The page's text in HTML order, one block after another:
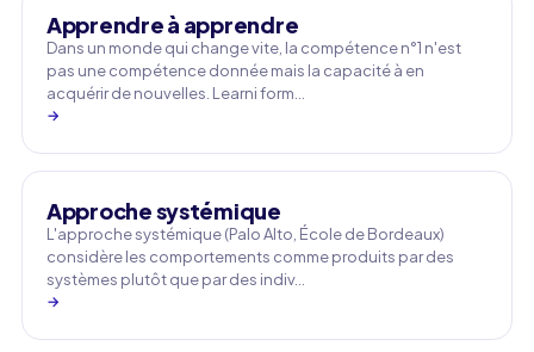
Apprendre à apprendre
Dans un monde qui change vite, la compétence n°1 n'est
pas une compétence donnée mais la capacité à en
acquérir de nouvelles. Learni form…
→
Approche systémique
L'approche systémique (Palo Alto, École de Bordeaux)
considère les comportements comme produits par des
systèmes plutôt que par des indiv…
→